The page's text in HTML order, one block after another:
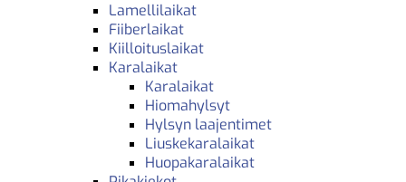
Lamellilaikat
Fiiberlaikat
Kiilloituslaikat
Karalaikat
Karalaikat
Hiomahylsyt
Hylsyn laajentimet
Liuskekaralaikat
Huopakaralaikat